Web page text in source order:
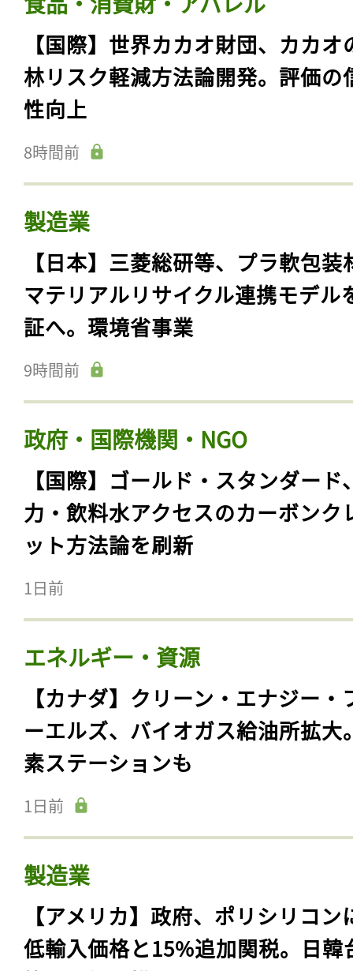
【国際】世界カカオ財団、カカオ
林リスク軽減方法論開発。評価の
性向上
8時間前
製造業
【日本】三菱総研等、プラ軟包装
マテリアルリサイクル連携モデル
証へ。環境省事業
9時間前
政府・国際機関・NGO
【国際】ゴールド・スタンダード
力・飲料水アクセスのカーボンク
ット方法論を刷新
1日前
エネルギー・資源
【カナダ】クリーン・エナジー・
ーエルズ、バイオガス給油所拡大
素ステーションも
1日前
製造業
【アメリカ】政府、ポリシリコン
低輸入価格と15%追加関税。日韓